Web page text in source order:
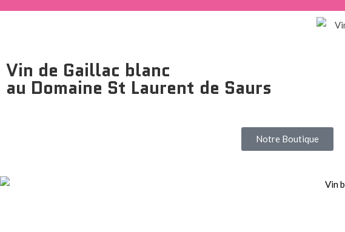
site
Vin de Gaillac blanc
au Domaine St Laurent de Saurs
Notre Boutique